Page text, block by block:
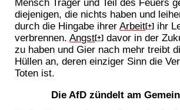
diejenigen, die nichts haben und
durch die Hingabe ihrerArbeit[+] ihr
verbrennen.Angst[+] davor in der
zu haben und Gier nach mehr treibt
Hüllen an, deren einziger Sinn die
Toten ist.
Die AfD zündelt am